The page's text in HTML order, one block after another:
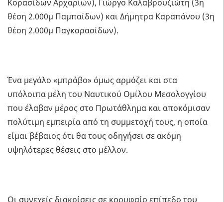
Κορασίδων Αρχαρίων), Γιώργο Καλαβρουζιώτη (3η
θέση 2.000μ Παμπαίδων) και Δήμητρα Καραπάνου (3η
θέση 2.000μ Παγκορασίδων).
Ένα μεγάλο «μπράβο» όμως αρμόζει και στα
υπόλοιπα μέλη του Ναυτικού Ομίλου Μεσολογγίου
που έλαβαν μέρος στο Πρωτάθλημα και αποκόμισαν
πολύτιμη εμπειρία από τη συμμετοχή τους, η οποία
είμαι βέβαιος ότι θα τους οδηγήσει σε ακόμη
υψηλότερες θέσεις στο μέλλον.
Οι συνεχείς διακρίσεις σε κορυφαίο επίπεδο του